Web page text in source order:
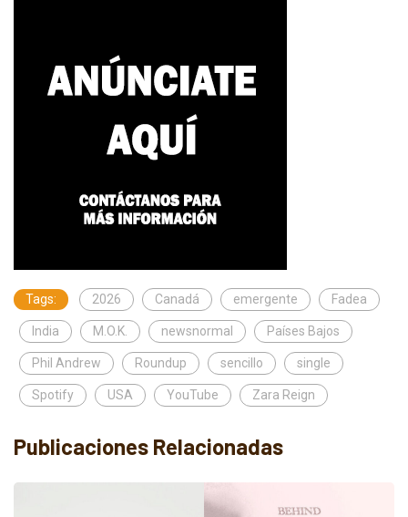
Tags: 2026 Canadá emergente Fadea
India M.O.K. newsnormal Países Bajos
Phil Andrew Roundup sencillo single
Spotify USA YouTube Zara Reign
Publicaciones Relacionadas